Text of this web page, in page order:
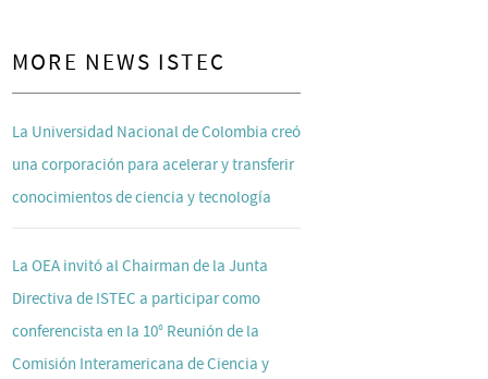
MORE NEWS ISTEC
La Universidad Nacional de Colombia creó
una corporación para acelerar y transferir
conocimientos de ciencia y tecnología
La OEA invitó al Chairman de la Junta
Directiva de ISTEC a participar como
conferencista en la 10° Reunión de la
Comisión Interamericana de Ciencia y